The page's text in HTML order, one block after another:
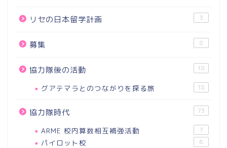
リセの日本留学計画 3
募集 8
協力隊後の活動 18
グアテマラとのつながりを探る旅 18
協力隊時代 73
ARME 校内算数相互補強活動 7
パイロット校 6